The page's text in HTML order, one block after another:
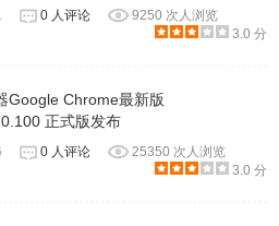
0 人评论
9250 次人浏览
3.0 分
Google Chrome最新版
正式版发布
0 人评论
25350 次人浏览
3.0 分